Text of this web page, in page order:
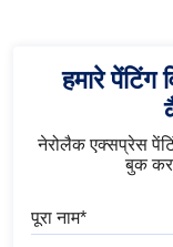
हमारे पेंटिंग
नेरोलैक एक्सप्रेस
बुक